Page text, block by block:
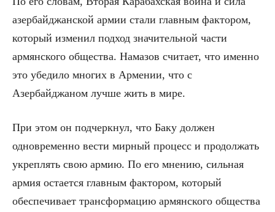
азербайджанской армии стали главным фактором,
который изменил подход значительной части
армянского общества. Намазов считает, что именно
это убедило многих в Армении, что с
Азербайджаном лучше жить в мире.
При этом он подчеркнул, что Баку должен
одновременно вести мирный процесс и продолжать
укреплять свою армию. По его мнению, сильная
армия остается главным фактором, который
обеспечивает трансформацию армянского общества